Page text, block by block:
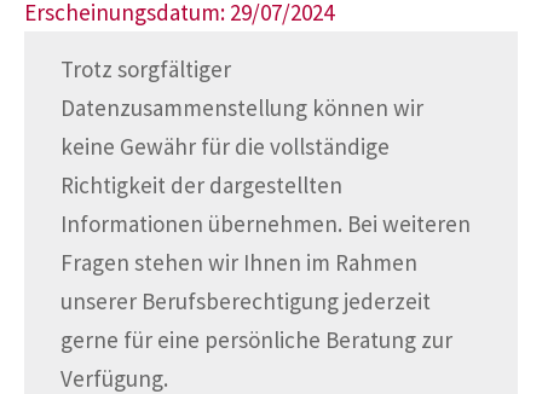
Erscheinungsdatum: 29/07/2024
Trotz sorgfältiger
Datenzusammenstellung können wir
keine Gewähr für die vollständige
Richtigkeit der dargestellten
Informationen übernehmen. Bei weiteren
Fragen stehen wir Ihnen im Rahmen
unserer Berufsberechtigung jederzeit
gerne für eine persönliche Beratung zur
Verfügung.